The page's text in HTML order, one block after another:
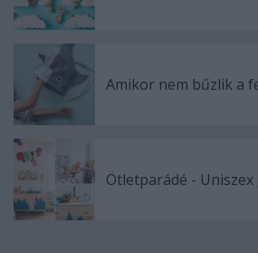
Amikor nem bűzlik a
Ötletparádé -